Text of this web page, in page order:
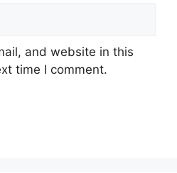
Bank
2024
Marketing
and website in this
time I comment.